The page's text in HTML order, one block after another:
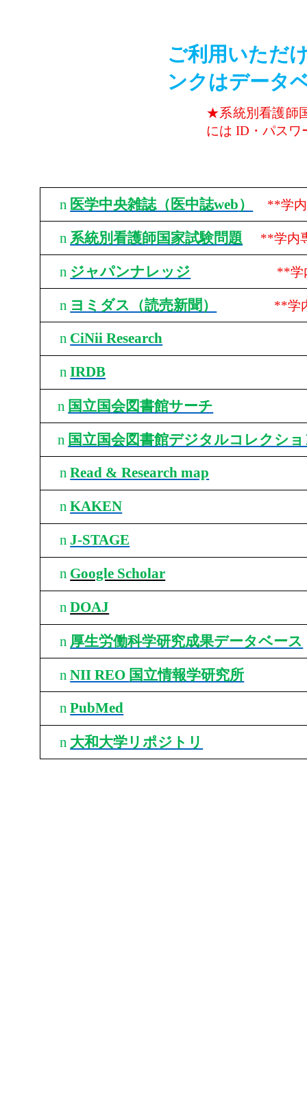
ご利用いただ
ンクはデータ
★系統別看護師
には ID ・パス
n 医学中央雑誌（医中誌web） **学
n 系統別看護師国家試験問題 **学内
n ジャパンナレッジ **学
n ヨミダス（読売新聞） **学
n CiNii Research
n IRDB
n 国立国会図書館サーチ
n 国立国会図書館デジタルコレクシ
n Read & Research map
n KAKEN
n J-STAGE
n Google Scholar
n DOAJ
n 厚生労働科学研究成果データベース
n NII REO 国立情報学研究所
n PubMed
n 大和大学リポジトリ